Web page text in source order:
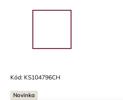
Kód: KS104796CH
Novinka